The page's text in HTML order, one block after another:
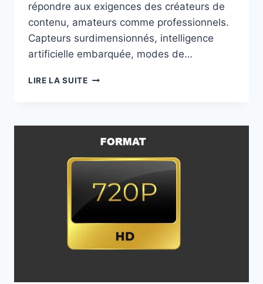
répondre aux exigences des créateurs de
contenu, amateurs comme professionnels.
Capteurs surdimensionnés, intelligence
artificielle embarquée, modes de…
LIRE LA SUITELA
360
INSTA360